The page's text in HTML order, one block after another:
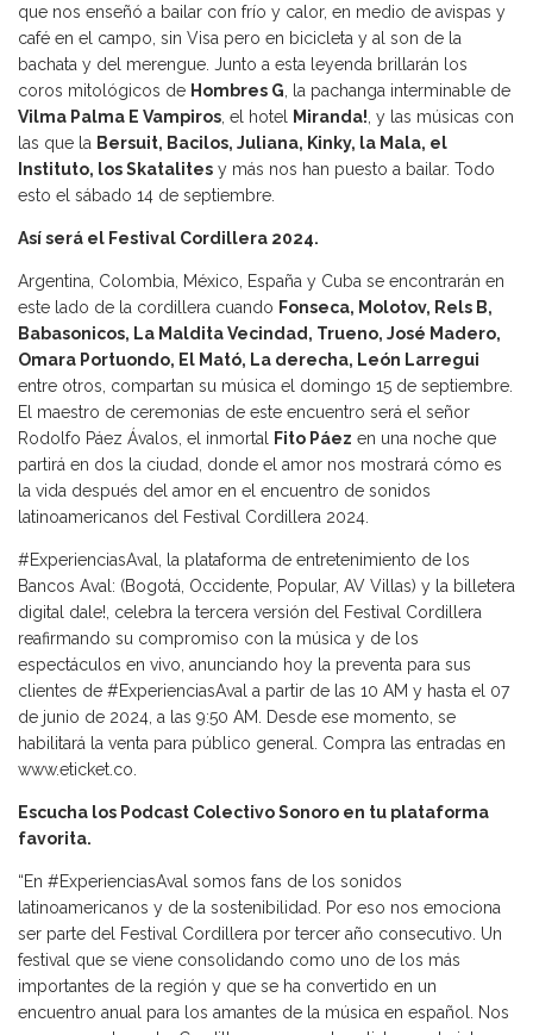
que nos enseñó a bailar con frío y calor, en medio de avispas y
café en el campo, sin Visa pero en bicicleta y al son de la
bachata y del merengue. Junto a esta leyenda brillarán los
coros mitológicos de Hombres G , la pachanga interminable de
Vilma Palma E Vampiros , el hotel Miranda! , y las músicas con
las que la Bersuit, Bacilos, Juliana, Kinky, la Mala, el
Instituto, los Skatalites y más nos han puesto a bailar. Todo
esto el sábado 14 de septiembre.
Así será el Festival Cordillera 2024.
Argentina, Colombia, México, España y Cuba se encontrarán en
este lado de la cordillera cuando Fonseca, Molotov, Rels B,
Babasonicos, La Maldita Vecindad, Trueno, José Madero,
Omara Portuondo, El Mató, La derecha, León Larregui
entre otros, compartan su música el domingo 15 de septiembre.
El maestro de ceremonias de este encuentro será el señor
Rodolfo Páez Ávalos, el inmortal
Fito Páez en una noche que
partirá en dos la ciudad, donde el amor nos mostrará cómo es
la vida después del amor en el encuentro de sonidos
latinoamericanos del Festival Cordillera 2024.
#ExperienciasAval, la plataforma de entretenimiento de los
Bancos Aval: (Bogotá, Occidente, Popular, AV Villas) y la billetera
digital dale!, celebra la tercera versión del Festival Cordillera
reafirmando su compromiso con la música y de los
espectáculos en vivo, anunciando hoy la preventa para sus
clientes de #ExperienciasAval a partir de las 10 AM y hasta el 07
de junio de 2024, a las 9:50 AM. Desde ese momento, se
habilitará la venta para público general. Compra las entradas en
www.eticket.co.
Escucha los Podcast Colectivo Sonoro en tu plataforma
favorita.
“En #ExperienciasAval somos fans de los sonidos
latinoamericanos y de la sostenibilidad. Por eso nos emociona
ser parte del Festival Cordillera por tercer año consecutivo. Un
festival que se viene consolidando como uno de los más
importantes de la región y que se ha convertido en un
encuentro anual para los amantes de la música en español. Nos